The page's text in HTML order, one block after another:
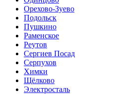
Орехово-Зуево
Подольск
Пушкино
Раменское
Реутов
Сергиев Посад
Серпухов
Химки
Щёлково
Электросталь